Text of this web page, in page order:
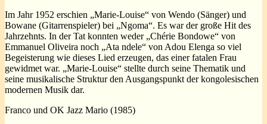
Im Jahr 1952 erschien „Marie-Louise“ von Wendo (Sänger) und
Bowane (Gitarrenspieler) bei „Ngoma“. Es war der große Hit des
Jahrzehnts. In der Tat konnten weder „Chérie Bondowe“ von
Emmanuel Oliveira noch „Ata ndele“ von Adou Elenga so viel
Begeisterung wie dieses Lied erzeugen, das einer fatalen Frau
gewidmet war. „Marie-Louise“ stellte durch seine Thematik und
seine musikalische Struktur den Ausgangspunkt der kongolesischen
modernen Musik dar.
Franco und OK Jazz Mario (1985)